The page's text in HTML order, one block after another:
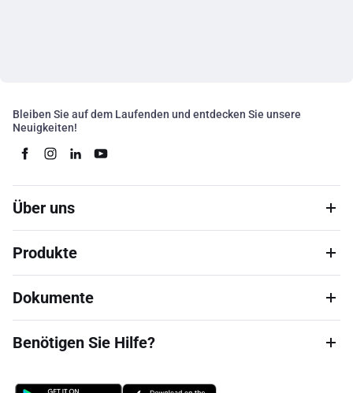
Bleiben Sie auf dem Laufenden und entdecken Sie unsere
Neuigkeiten!
Über uns
Produkte
Dokumente
Benötigen Sie Hilfe?